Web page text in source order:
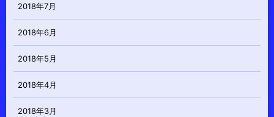
2018年7月
2018年6月
2018年5月
2018年4月
2018年3月